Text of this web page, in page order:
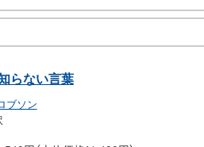
らない言葉
ブソン